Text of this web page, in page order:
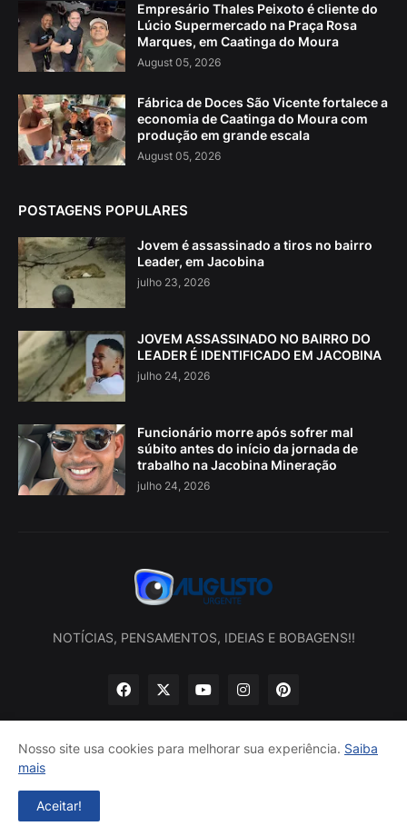
Empresário Thales Peixoto é cliente do
Lúcio Supermercado na Praça Rosa
Marques, em Caatinga do Moura
August 05, 2026
Fábrica de Doces São Vicente fortalece a
economia de Caatinga do Moura com
produção em grande escala
August 05, 2026
POSTAGENS POPULARES
Jovem é assassinado a tiros no bairro
Leader, em Jacobina
julho 23, 2026
JOVEM ASSASSINADO NO BAIRRO DO
LEADER É IDENTIFICADO EM JACOBINA
julho 24, 2026
Funcionário morre após sofrer mal
súbito antes do início da jornada de
trabalho na Jacobina Mineração
julho 24, 2026
NOTÍCIAS, PENSAMENTOS, IDEIAS E BOBAGENS!!
Início
Nosso site usa cookies para melhorar sua experiência. Saiba
mais
Aceitar!